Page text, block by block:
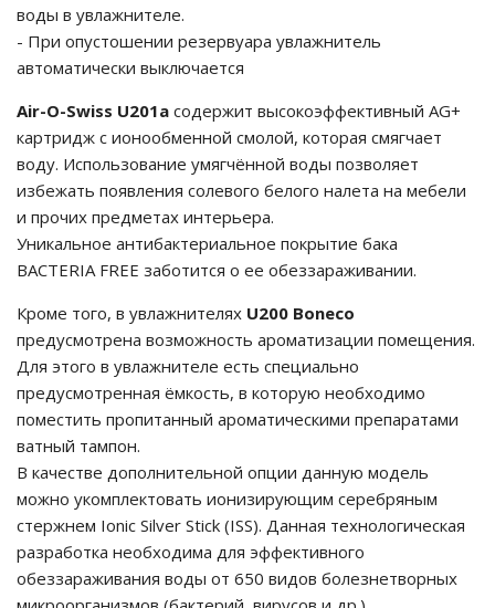
воды в увлажнителе.
- При опустошении резервуара увлажнитель
автоматически выключается
Air-O-Swiss U201a содержит высокоэффективный AG+
картридж с ионообменной смолой, которая смягчает
воду. Использование умягчённой воды позволяет
избежать появления солевого белого налета на мебели
и прочих предметах интерьера.
Уникальное антибактериальное покрытие бака
BACTERIA FREE заботится о ее обеззараживании.
Кроме того, в увлажнителях U200 Boneco
предусмотрена возможность ароматизации помещения.
Для этого в увлажнителе есть специально
предусмотренная ёмкость, в которую необходимо
поместить пропитанный ароматическими препаратами
ватный тампон.
В качестве дополнительной опции данную модель
можно укомплектовать ионизирующим серебряным
стержнем Ionic Silver Stick (ISS). Данная технологическая
разработка необходима для эффективного
обеззараживания воды от 650 видов болезнетворных